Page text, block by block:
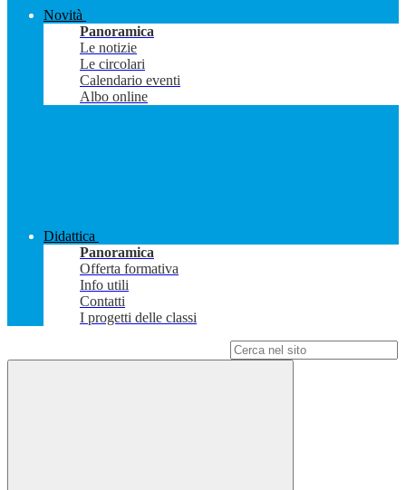
Novità
Panoramica
Le notizie
Le circolari
Calendario eventi
Albo online
Didattica
Panoramica
Offerta formativa
Info utili
Contatti
I progetti delle classi